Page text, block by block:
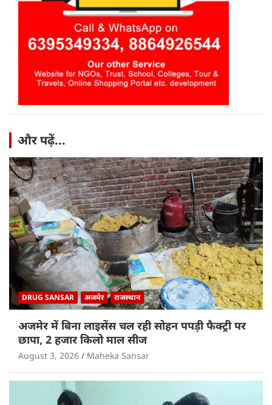
और पढ़ें...
DRUG SANSAR अजमेर राजस्थान
अजमेर में बिना लाइसेंस चल रही सोहन पपड़ी फैक्ट्री पर
छापा, 2 हजार किलो माल सीज
August 3, 2026 Maheka Sansar